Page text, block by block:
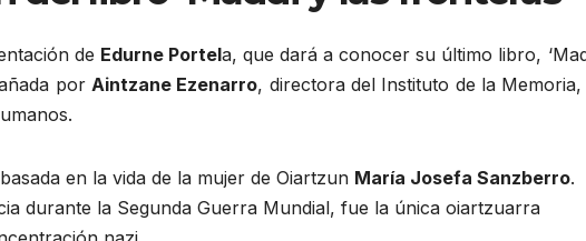
de Edurne Portela, que dará a conocer su último libro,
por Aintzane Ezenarro, directora del Instituto de la Memoria,
en la vida de la mujer de Oiartzun María Josefa Sanzberro.
durante la Segunda Guerra Mundial, fue la única oiartzuarra